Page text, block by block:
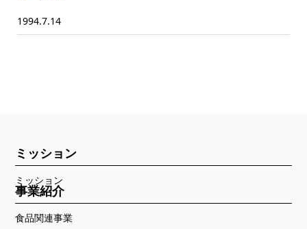
1994.7.14
ミッション
ミッション
事業紹介
食品関連事業